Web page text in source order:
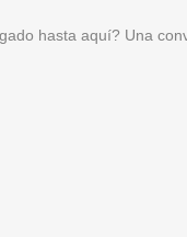
hasta aquí? Una